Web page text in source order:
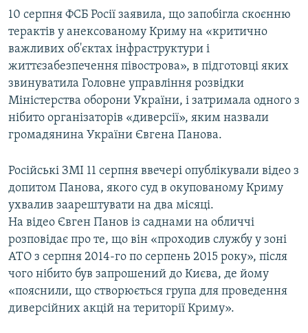
ІНФОГРАФІКА
Усі сайти RFE/RL
10 серпня ФСБ Росії заявила, що запобігла скоєнню
терактів у анексованому Криму на «критично
важливих об'єктах інфраструктури і
життєзабезпечення півострова», в підготовці яких
звинуватила Головне управління розвідки
Міністерства оборони України, і затримала одного з
нібито організаторів «диверсії», яким назвали
громадянина України Євгена Панова.
Російські ЗМІ 11 серпня ввечері опублікували відео з
допитом Панова, якого суд в окупованому Криму
ухвалив заарештувати на два місяці.
На відео Євген Панов із саднами на обличчі
розповідає про те, що він «проходив службу у зоні
АТО з серпня 2014-го по серпень 2015 року», після
чого нібито був запрошений до Києва, де йому
«пояснили, що створюється група для проведення
диверсійних акцій на території Криму».